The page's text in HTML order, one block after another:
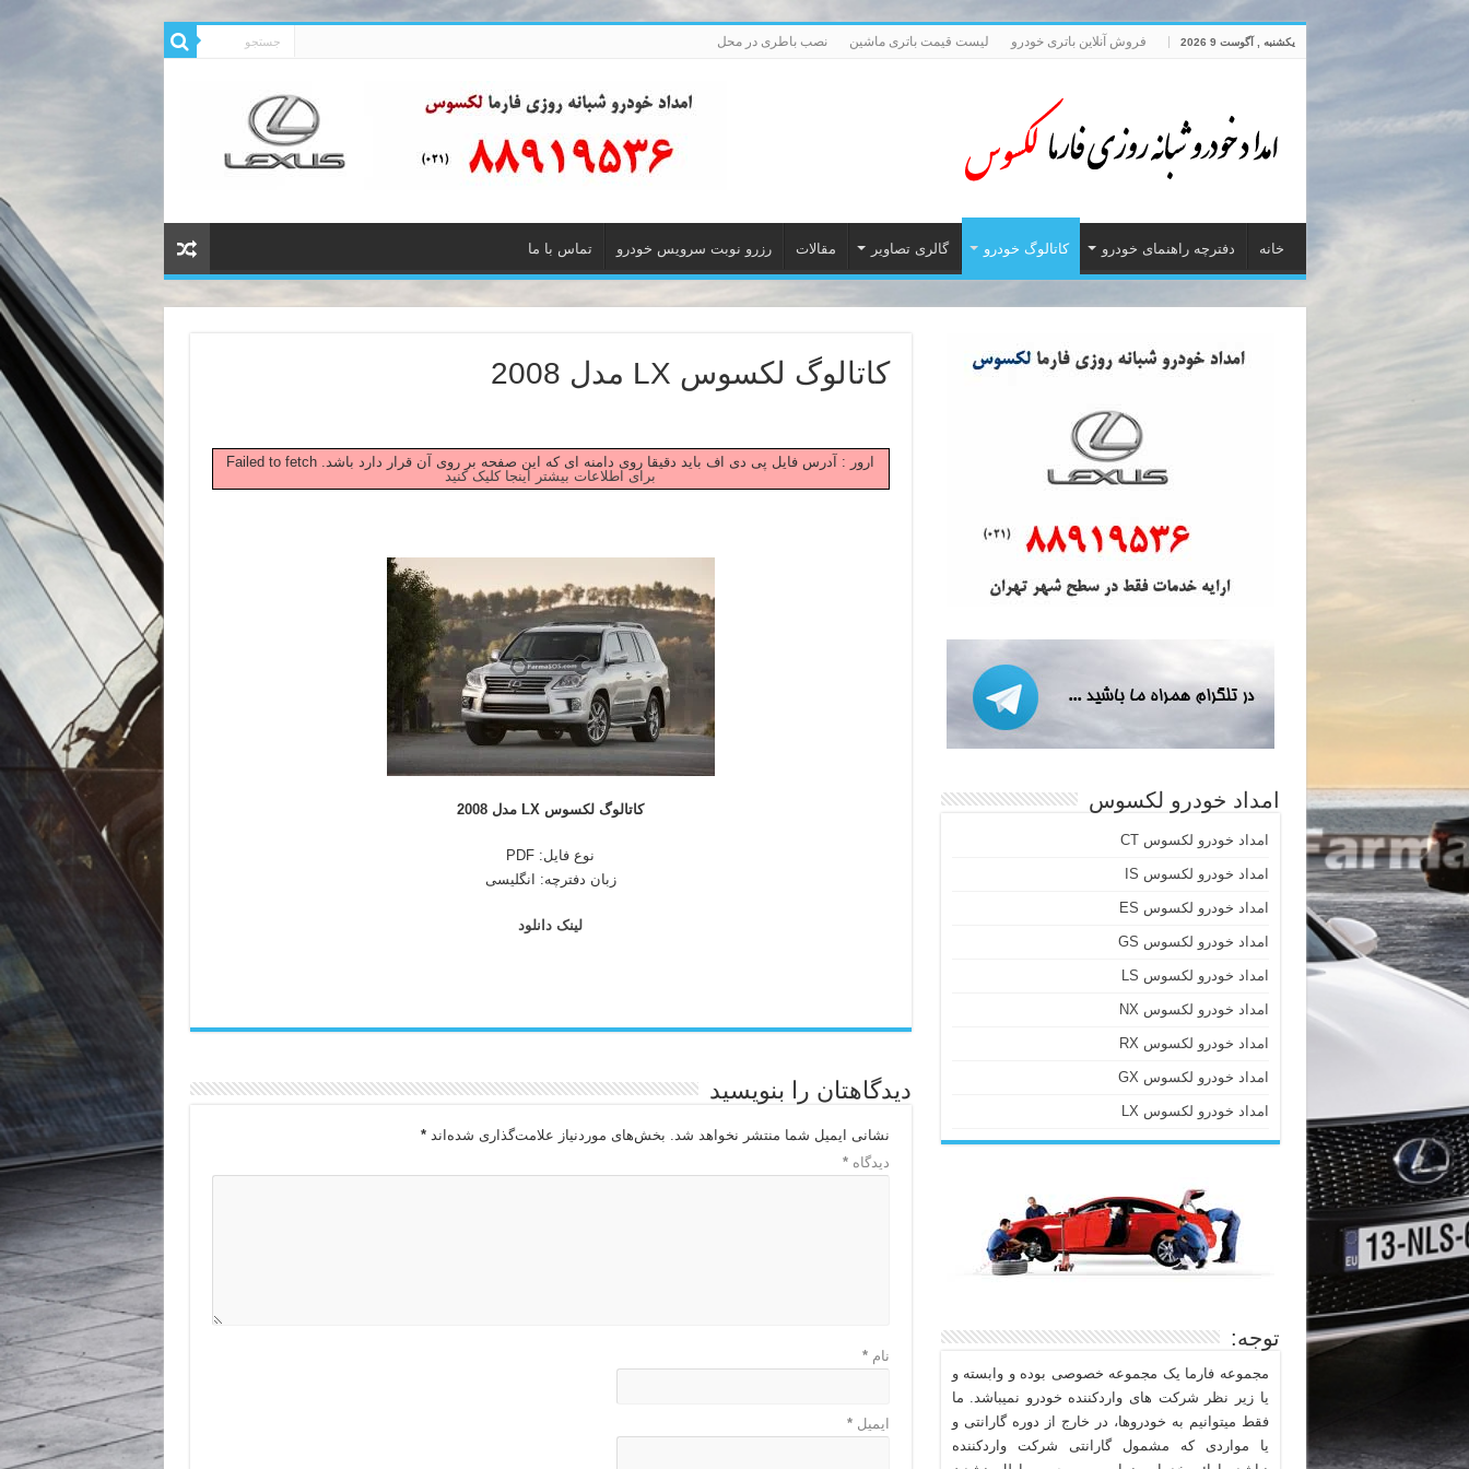
یکشنبه , آگوست 9 2026 فروش آنلاین باتری خودرو لیست قیمت باتری ماشین نصب باطری در محل
خانه دفترچه راهنمای خودرو کاتالوگ خودرو گالری تصاویر مقالات رزرو نوبت سرویس خودرو تماس با ما
کاتالوگ لکسوس LX مدل 2008
Failed to fetch ارور : آدرس فایل پی دی اف باید دقیقا روی دامنه ای که این صفحه بر روی آن قرار دارد باشد.
برای اطلاعات بیشتر اینجا کلیک کنید
کاتالوگ لکسوس LX مدل 2008
نوع فایل: PDF
زبان دفترچه: انگلیسی
لینک دانلود
دیدگاهتان را بنویسید
نشانی ایمیل شما منتشر نخواهد شد. بخش‌های موردنیاز علامت‌گذاری شده‌اند*
دیدگاه*
نام*
ایمیل*
امداد خودرو لکسوس
امداد خودرو لکسوس CT
امداد خودرو لکسوس IS
امداد خودرو لکسوس ES
امداد خودرو لکسوس GS
امداد خودرو لکسوس LS
امداد خودرو لکسوس NX
امداد خودرو لکسوس RX
امداد خودرو لکسوس GX
امداد خودرو لکسوس LX
توجه:
مجموعه فارما یک مجموعه خصوصی بوده و وابسته و
یا زیر نظر شرکت های واردکننده خودرو نمیباشد. ما
فقط میتوانیم به خودروها، در خارج از دوره گارانتی و
یا مواردی که مشمول گارانتی شرکت واردکننده